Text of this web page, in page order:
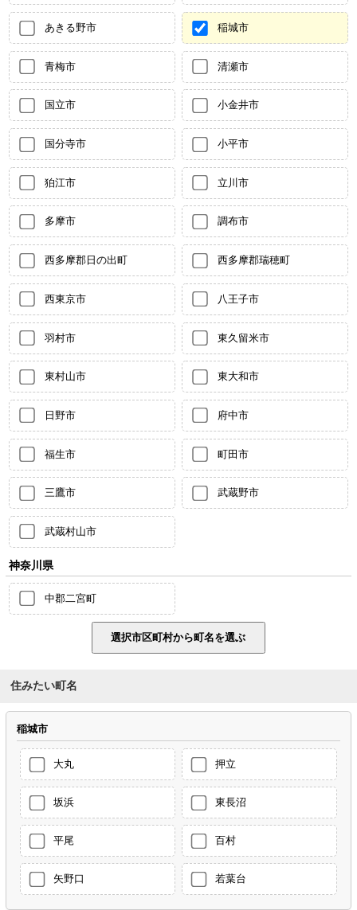
あきる野市 稲城市
青梅市 清瀬市
国立市 小金井市
国分寺市 小平市
狛江市 立川市
多摩市 調布市
西多摩郡日の出町 西多摩郡瑞穂町
西東京市 八王子市
羽村市 東久留米市
東村山市 東大和市
日野市 府中市
福生市 町田市
三鷹市 武蔵野市
武蔵村山市
神奈川県
中郡二宮町
住みたい町名
稲城市
大丸 押立
坂浜 東長沼
平尾 百村
矢野口 若葉台